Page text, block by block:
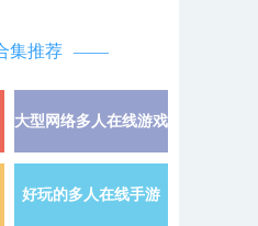
集推荐
详情 »
大型网络多人在线游戏
详情 »
好玩的多人在线手游